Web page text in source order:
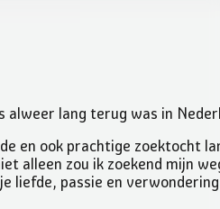
alweer lang terug was in
en ook prachtige zoektocht
alleen zou ik zoekend mijn
liefde, passie en